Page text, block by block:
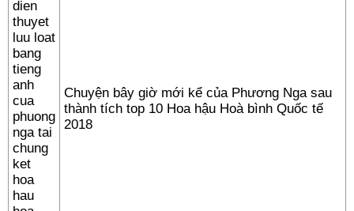
Chuyện bây giờ mới kể của Phương Nga sau
thành tích top 10 Hoa hậu Hoà bình Quốc tế
2018